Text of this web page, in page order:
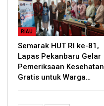
RIAU
Semarak HUT RI ke-81,
Lapas Pekanbaru Gelar
Pemeriksaan Kesehatan
Gratis untuk Warga…